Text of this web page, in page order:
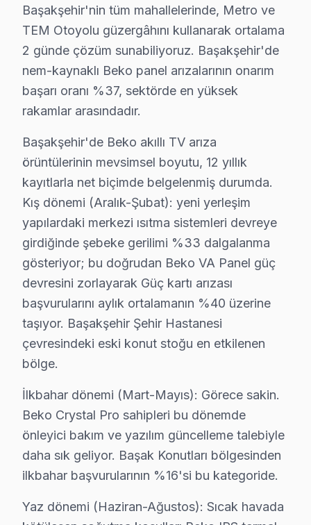
Arızalı televizyonlarınız günlük yaşamınızı
Hızlı servis avantajlarımız:
• Ortalama 1-2 saat içinde Başakşehir adresinize
• Başakşehir stoğumuzda hazır yedek parça ile tek
• Başakşehir genelinde hafta sonu ve tatil günlerinde
• Başakşehir çoklu randevu çakışmasında alternatif
Başakşehir'da Beko televizyon paneli arızalarınız
Deneyimli Beko Teknisyenleri – Başakşehir
Başakşehir'da Beko servis hizmetlerimiz, alanında
Teknisyen kadromuzun özellikleri:
• Başakşehir'de ortalama 10+ yıl sektör deneyimi
• Beko özel sertifika ve eğitimler
• Başakşehir servisimizde güncel teknoloji ve arıza
• Başakşehir'de müşteri memnuniyeti odaklı yaklaşım
• Temiz ve düzenli çalışma prensibi
Başakşehir'da Beko televizyonlarınızı emin ellere
Başakşehir Genelinde Beko TV Tamir Ağı
Başakşehir ve yakın bölgelerde Beko televizyon
Kapsama alanımız:
• Bitişik ilçelere servis erişimi
Başakşehir'nin tüm mahallelerinde, Metro ve
TEM Otoyolu güzergâhını kullanarak ortalama
2 günde çözüm sunabiliyoruz. Başakşehir'de
nem-kaynaklı Beko panel arızalarının onarım
başarı oranı %37, sektörde en yüksek
rakamlar arasındadır.
Başakşehir'de Beko akıllı TV arıza
örüntülerinin mevsimsel boyutu, 12 yıllık
kayıtlarla net biçimde belgelenmiş durumda.
Kış dönemi (Aralık-Şubat): yeni yerleşim
yapılardaki merkezi ısıtma sistemleri devreye
girdiğinde şebeke gerilimi %33 dalgalanma
gösteriyor; bu doğrudan Beko VA Panel güç
devresini zorlayarak Güç kartı arızası
başvurularını aylık ortalamanın %40 üzerine
taşıyor. Başakşehir Şehir Hastanesi
çevresindeki eski konut stoğu en etkilenen
bölge.
İlkbahar dönemi (Mart-Mayıs): Görece sakin.
Beko Crystal Pro sahipleri bu dönemde
önleyici bakım ve yazılım güncelleme talebiyle
daha sık geliyor. Başak Konutları bölgesinden
ilkbahar başvurularının %16'si bu kategoride.
Yaz dönemi (Haziran-Ağustos): Sıcak havada